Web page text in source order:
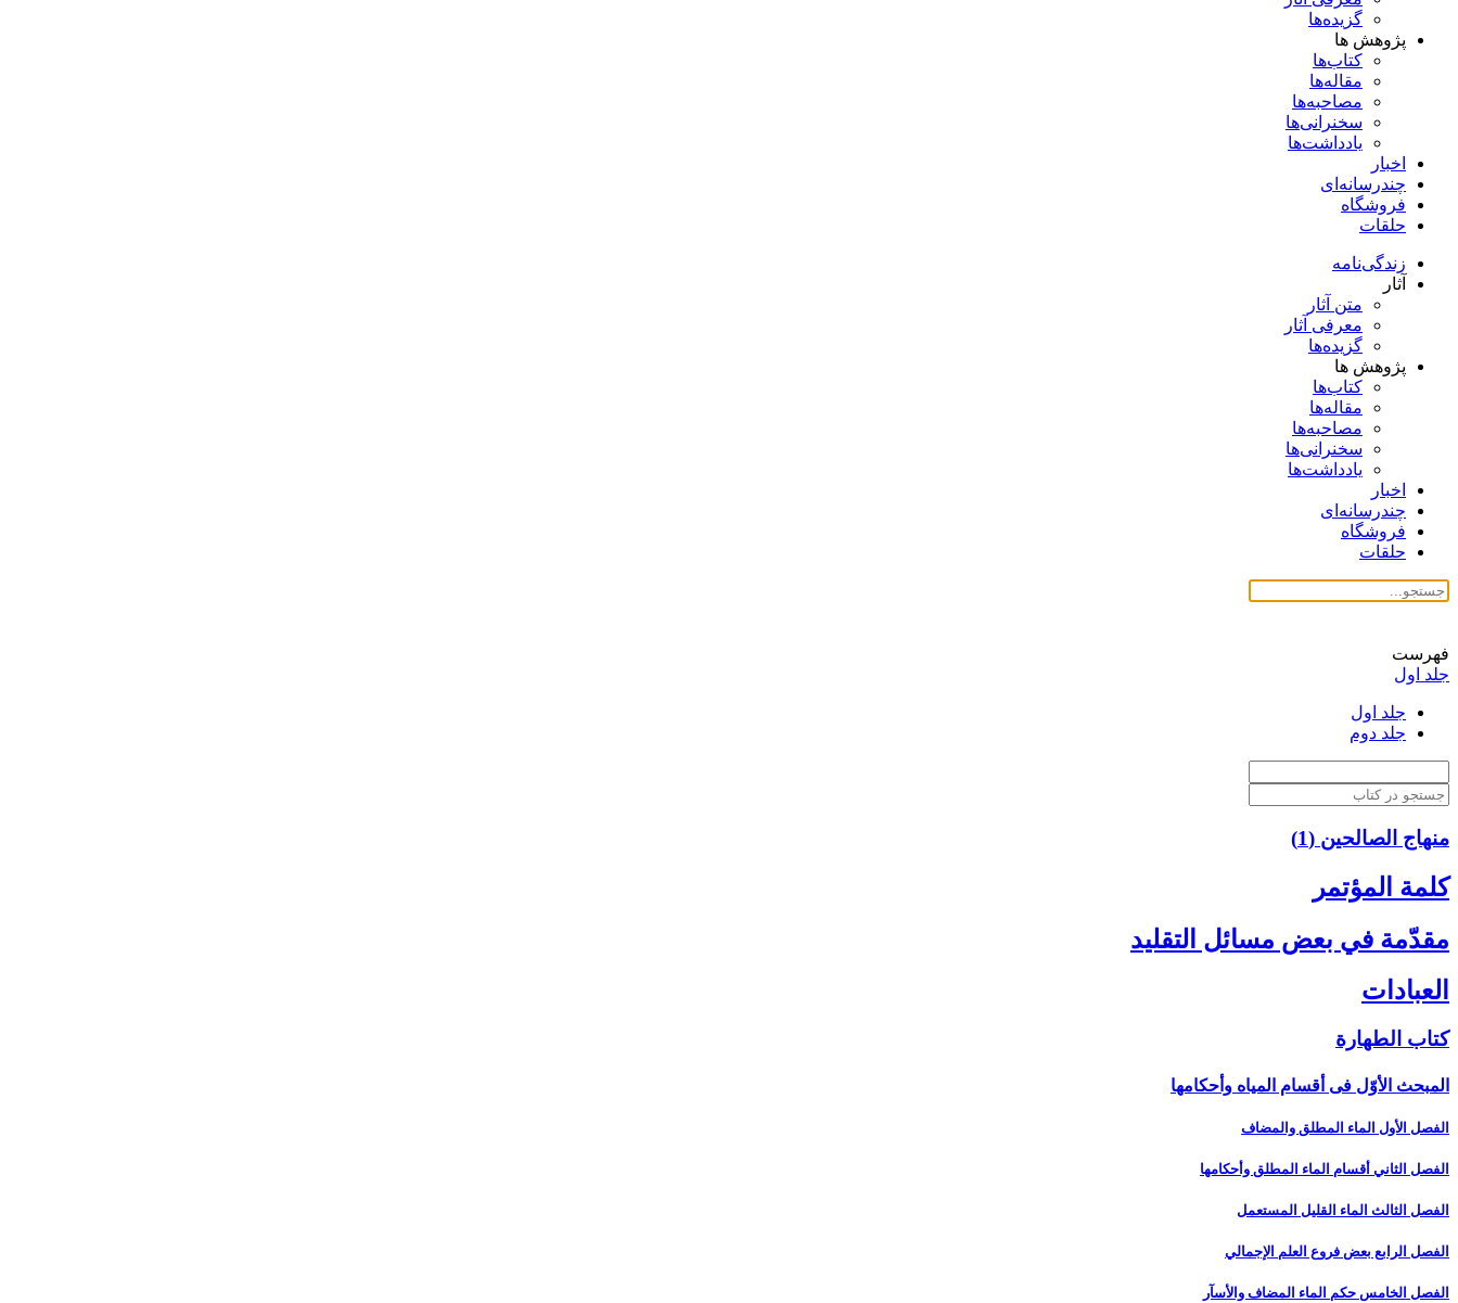
گزیده‌ها
پژوهش ها
کتاب‌ها
مقاله‌ها
مصاحبه‌ها
سخنرانی‌ها
یادداشت‌ها
اخبار
چندرسانه‌ای
فروشگاه
حلقات
زندگی‌نامه
آثار
متن آثار
معرفی آثار
گزیده‌ها
پژوهش ها
کتاب‌ها
مقاله‌ها
مصاحبه‌ها
سخنرانی‌ها
یادداشت‌ها
اخبار
چندرسانه‌ای
فروشگاه
حلقات
فهرست
جلد اول
جلد اول
جلد دوم
منهاج الصالحین (1)
كلمة المؤتمر
مقدّمة في بعض مسائل التقليد
العبادات‏
كتاب الطهارة
المبحث الأوّل فى أقسام المياه وأحكامها
الفصل الأول الماء المطلق والمضاف‏
الفصل الثاني أقسام الماء المطلق وأحكامها
الفصل الثالث الماء القليل المستعمل‏
الفصل الرابع بعض فروع العلم الإجمالي‏
الفصل الخامس حكم الماء المضاف والأسآر